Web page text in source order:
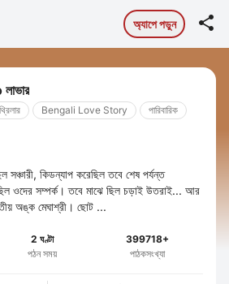
অ্যাপে পড়ুন 
Bengali Love Story পারিবারিক
সঞ্চারী, কিডন্যাপ করেছিল তবে শেষ পর্যন্ত
ওদের সম্পর্ক। তবে মাঝে ছিল চড়াই উতরাই... আর
অঙ্ক মেঘাশ্রী। ছোট ...
2 ঘণ্টা
পঠন সময়
399718+
পাঠকসংখ্যা